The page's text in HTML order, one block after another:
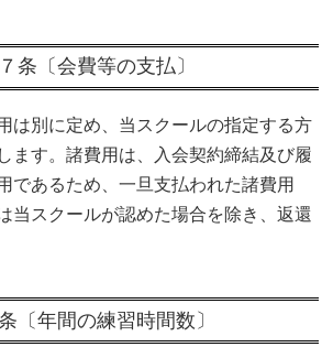
条〔会費等の支払〕
は別に定め、当スクールの指定する方
ます。諸費用は、入会契約締結及び履
であるため、一旦支払われた諸費用
当スクールが認めた場合を除き、返還
〔年間の練習時間数〕